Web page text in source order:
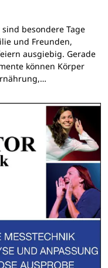
besondere Tage
und Freunden,
ausgiebig. Gerade
können Körper